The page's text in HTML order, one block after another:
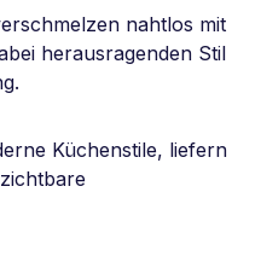
nahtlos mit
herausragenden Stil
Küchenstile, liefern